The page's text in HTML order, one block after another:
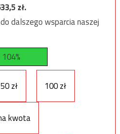
zł.
dalszego wsparcia naszej
104%
50 zł 100 zł
kwota